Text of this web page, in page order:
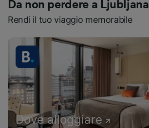
Da non perdere a Ljubljana
Rendi il tuo viaggio memorabile
Dove alloggiare